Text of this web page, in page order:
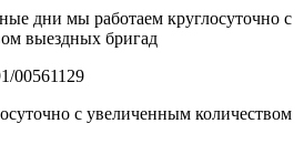
дни мы работаем круглосуточно с
выездных бригад
00561129
с увеличенным количеством